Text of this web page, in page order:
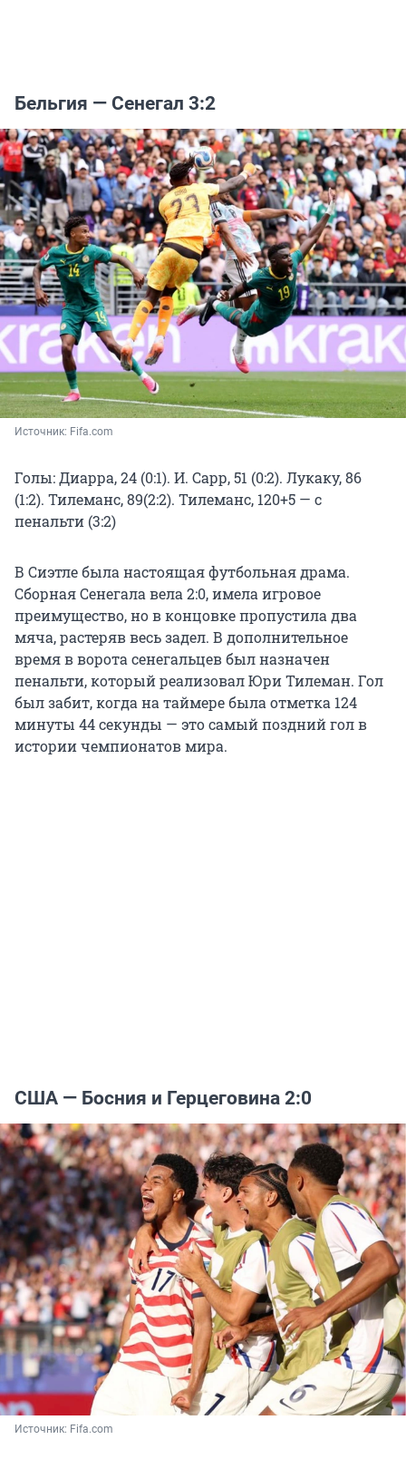
Бельгия — Сенегал 3:2
Источник: Fifa.com
Голы: Диарра, 24 (0:1). И. Сарр, 51 (0:2). Лукаку, 86
(1:2). Тилеманс, 89(2:2). Тилеманс, 120+5 — с
пенальти (3:2)
В Сиэтле была настоящая футбольная драма.
Сборная Сенегала вела 2:0, имела игровое
преимущество, но в концовке пропустила два
мяча, растеряв весь задел. В дополнительное
время в ворота сенегальцев был назначен
пенальти, который реализовал Юри Тилеман. Гол
был забит, когда на таймере была отметка 124
минуты 44 секунды — это самый поздний гол в
истории чемпионатов мира.
США — Босния и Герцеговина 2:0
Источник: Fifa.com